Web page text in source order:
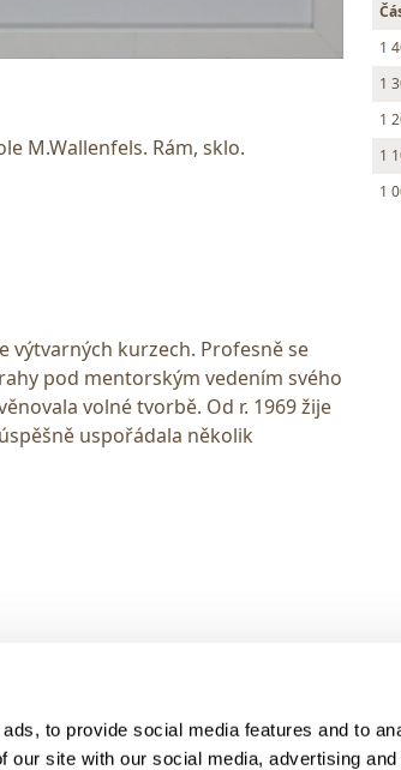
to provide social media features and to
our site with our social media, advertising
M.Wallenfels. Rám, sklo.
výtvarných kurzech. Profesně se
pod mentorským vedením svého
volné tvorbě. Od r. 1969 žije
uspořádala několik
1
1
1
1
1
> Obchodní podmínky
> Kontakty